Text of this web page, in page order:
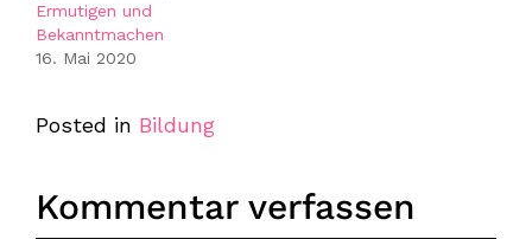
Ermutigen und
Bekanntmachen
16. Mai 2020
Posted in Bildung
Kommentar verfassen